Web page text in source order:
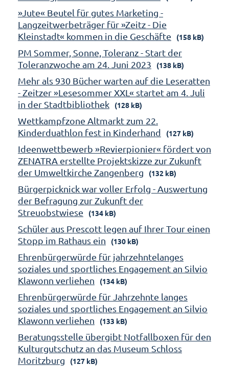
»Jute« Beutel für gutes Marketing -
Langzeitwerbeträger für »Zeitz - Die
Kleinstadt« kommen in die Geschäfte
(158 kB)
PM Sommer, Sonne, Toleranz - Start der
Toleranzwoche am 24. Juni 2023
(138 kB)
Mehr als 930 Bücher warten auf die Leseratten
- Zeitzer »Lesesommer XXL« startet am 4. Juli
in der Stadtbibliothek
(128 kB)
Wettkampfzone Altmarkt zum 22.
Kinderduathlon fest in Kinderhand
(127 kB)
Ideenwettbewerb »Revierpionier« fördert von
ZENATRA erstellte Projektskizze zur Zukunft
der Umweltkirche Zangenberg
(132 kB)
Bürgerpicknick war voller Erfolg - Auswertung
der Befragung zur Zukunft der
Streuobstwiese
(134 kB)
Schüler aus Prescott legen auf Ihrer Tour einen
Stopp im Rathaus ein
(130 kB)
Ehrenbürgerwürde für jahrzehntelanges
soziales und sportliches Engagement an Silvio
Klawonn verliehen
(134 kB)
Ehrenbürgerwürde für Jahrzehnte langes
soziales und sportliches Engagement an Silvio
Klawonn verliehen
(133 kB)
Beratungsstelle übergibt Notfallboxen für den
Kulturgutschutz an das Museum Schloss
Moritzburg
(127 kB)